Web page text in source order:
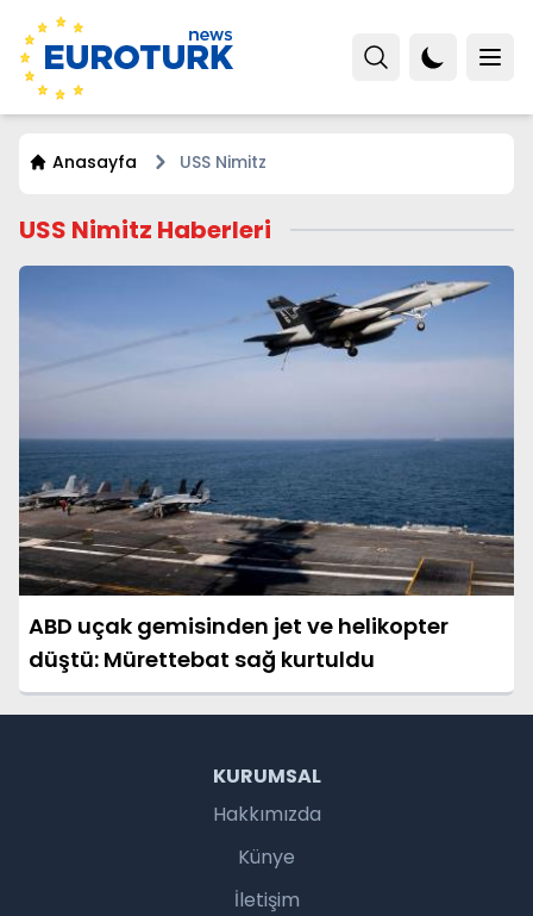
Anasayfa USS Nimitz
USS Nimitz Haberleri
ABD uçak gemisinden jet ve helikopter
düştü: Mürettebat sağ kurtuldu
KURUMSAL
Hakkımızda
Künye
İletişim